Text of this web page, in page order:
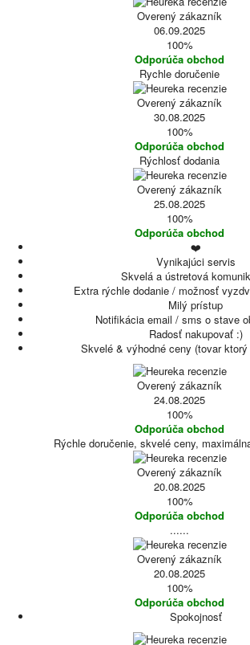
Overený zákazník
06.09.2025
100%
Odporúča obchod
Rychle doručenie
Overený zákazník
30.08.2025
100%
Odporúča obchod
Rýchlosť dodania
Overený zákazník
25.08.2025
100%
Odporúča obchod
❤️
Vynikajúci servis
Skvelá a ústretová
Extra rýchle dodanie / možnosť
Milý prístup
Notifikácia email / sms o stave
Radosť nakupovať :)
Skvelé & výhodné ceny (tovar
Overený zákazník
24.08.2025
100%
Odporúča obchod
Rýchle doručenie, skvelé ceny,
Overený zákazník
20.08.2025
100%
Odporúča obchod
......
Overený zákazník
20.08.2025
100%
Odporúča obchod
Spokojnosť